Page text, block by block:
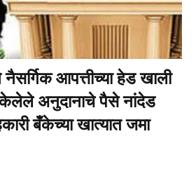
नैसर्गिक आपत्तीच्या हेड खाली
अनुदानाचे पैसे नांदेड
बँकेच्या खात्यात जमा